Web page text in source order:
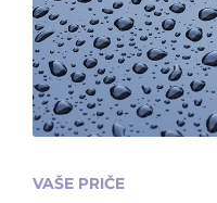
VAŠE PRIČE